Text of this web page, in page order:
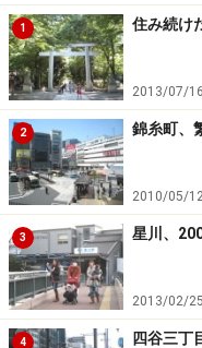
1 住み続け
2013/07/16
2 錦糸町、
2010/05/
3 星川、
2013/02/25
4 四谷三丁